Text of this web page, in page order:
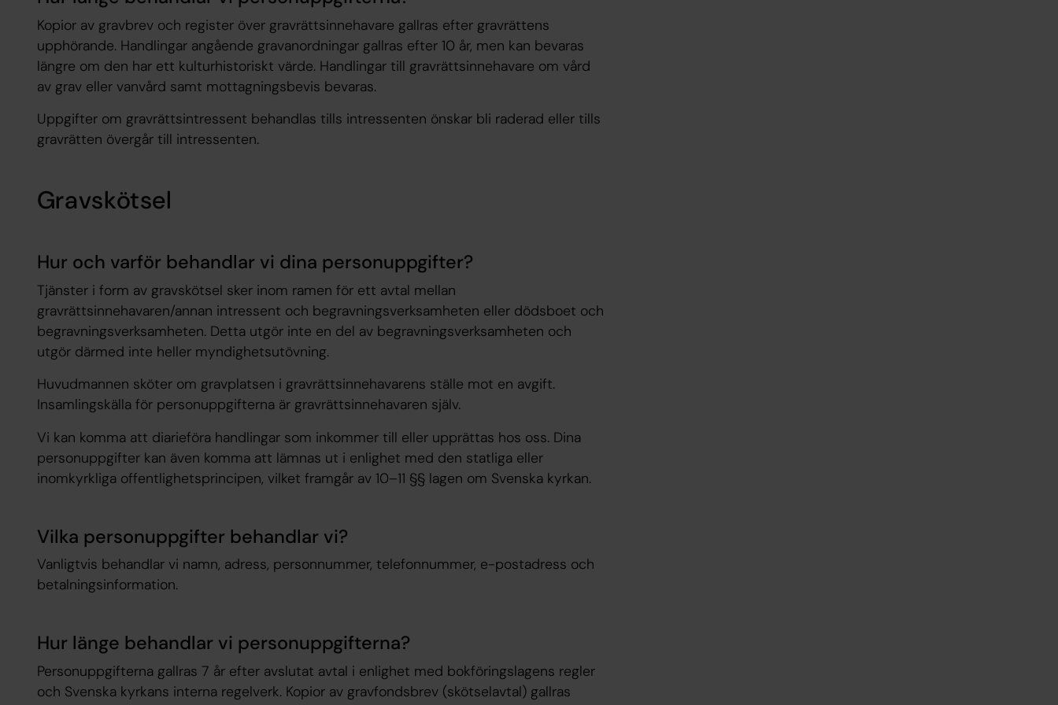
Kopior av gravbrev och register över gravrättsinnehavare gallras efter gravrättens
upphörande. Handlingar angående gravanordningar gallras efter 10 år, men kan bevaras
längre om den har ett kulturhistoriskt värde. Handlingar till gravrättsinnehavare om vård
av grav eller vanvård samt mottagningsbevis bevaras.
Uppgifter om gravrättsintressent behandlas tills intressenten önskar bli raderad eller tills
gravrätten övergår till intressenten.
Gravskötsel
Hur och varför behandlar vi dina personuppgifter?
Tjänster i form av gravskötsel sker inom ramen för ett avtal mellan
gravrättsinnehavaren/annan intressent och begravningsverksamheten eller dödsboet och
begravningsverksamheten. Detta utgör inte en del av begravningsverksamheten och
utgör därmed inte heller myndighetsutövning.
Huvudmannen sköter om gravplatsen i gravrättsinnehavarens ställe mot en avgift.
Insamlingskälla för personuppgifterna är gravrättsinnehavaren själv.
Vi kan komma att diarieföra handlingar som inkommer till eller upprättas hos oss. Dina
personuppgifter kan även komma att lämnas ut i enlighet med den statliga eller
inomkyrkliga offentlighetsprincipen, vilket framgår av 10–11 §§ lagen om Svenska kyrkan.
Vilka personuppgifter behandlar vi?
Vanligtvis behandlar vi namn, adress, personnummer, telefonnummer, e-postadress och
betalningsinformation.
Hur länge behandlar vi personuppgifterna?
Personuppgifterna gallras 7 år efter avslutat avtal i enlighet med bokföringslagens regler
och Svenska kyrkans interna regelverk. Kopior av gravfondsbrev (skötselavtal) gallras